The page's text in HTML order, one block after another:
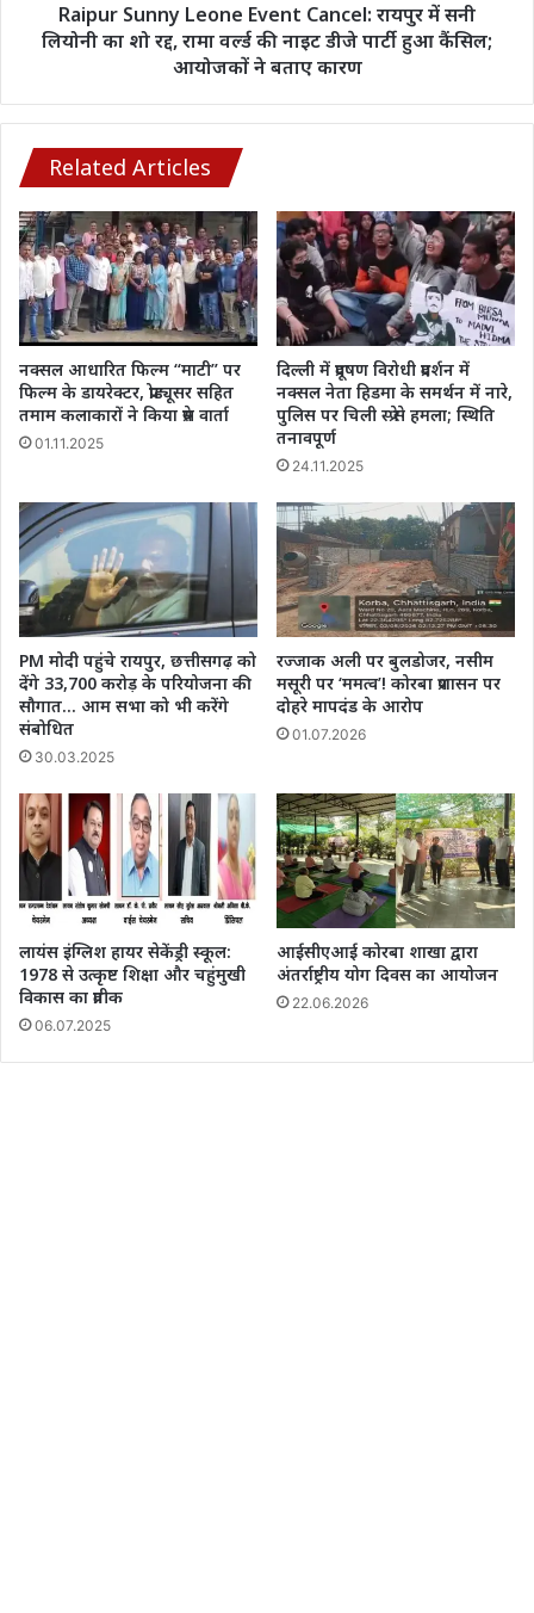
वर्ल्ड
नाइट
डीजे
पार्टी
हुआ
कैंसिल;
आयोजकों
ने
बताए
कारण
Raipur Sunny Leone Event Cancel: रायपुर में सनी
लियोनी का शो रद्द, रामा वर्ल्ड की नाइट डीजे पार्टी हुआ कैंसिल;
आयोजकों ने बताए कारण
Related Articles
नक्सल आधारित फिल्म “माटी” पर
फिल्म के डायरेक्टर, प्रोड्यूसर सहित
तमाम कलाकारों ने किया प्रेस वार्ता
01.11.2025
दिल्ली में प्रदूषण विरोधी प्रदर्शन में
नक्सल नेता हिडमा के समर्थन में नारे,
पुलिस पर चिली स्प्रे से हमला; स्थिति
तनावपूर्ण
24.11.2025
PM मोदी पहुंचे रायपुर, छत्तीसगढ़ को
देंगे 33,700 करोड़ के परियोजना की
सौगात… आम सभा को भी करेंगे
संबोधित
30.03.2025
रज्जाक अली पर बुलडोजर, नसीम
मसूरी पर ‘ममत्व’! कोरबा प्रशासन पर
दोहरे मापदंड के आरोप
01.07.2026
लायंस इंग्लिश हायर सेकेंड्री स्कूल:
1978 से उत्कृष्ट शिक्षा और चहुंमुखी
विकास का प्रतीक
06.07.2025
आईसीएआई कोरबा शाखा द्वारा
अंतर्राष्ट्रीय योग दिवस का आयोजन
22.06.2026